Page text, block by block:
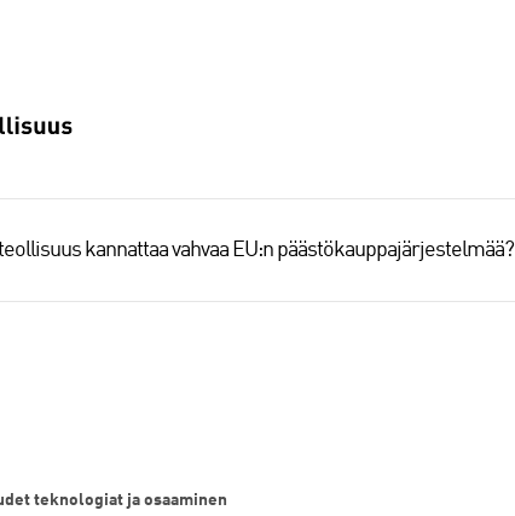
kannattaa vahvaa EU:n päästökauppajärjestelmää?
teknologiat ja osaaminen